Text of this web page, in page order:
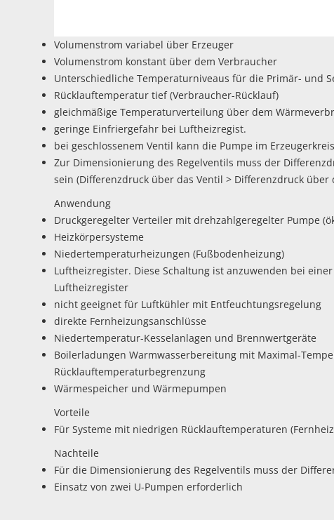
Volumenstrom variabel über Erzeuger
Volumenstrom konstant über dem Verbraucher
Unterschiedliche Temperaturniveaus für die Primär- und
Rücklauftemperatur tief (Verbraucher-Rücklauf)
gleichmäßige Temperaturverteilung über dem
geringe Einfriergefahr bei Luftheizregist.
bei geschlossenem Ventil kann die Pumpe im
Zur Dimensionierung des Regelventils muss der
sein (Differenzdruck über das Ventil > Differenzdruck über
Anwendung
Druckgeregelter Verteiler mit drehzahlgeregelter Pumpe
Heizkörpersysteme
Niedertemperaturheizungen (Fußbodenheizung)
Luftheizregister. Diese Schaltung ist anzuwenden bei
Luftheizregister
nicht geeignet für Luftkühler mit Entfeuchtungsregelung
direkte Fernheizungsanschlüsse
Niedertemperatur-Kesselanlagen und Brennwertgeräte
Boilerladungen Warmwasserbereitung mit Maximal-
Rücklauftemperaturbegrenzung
Wärmespeicher und Wärmepumpen
Vorteile
Für Systeme mit niedrigen Rücklauftemperaturen
Nachteile
Für die Dimensionierung des Regelventils muss der
Einsatz von zwei U-Pumpen erforderlich